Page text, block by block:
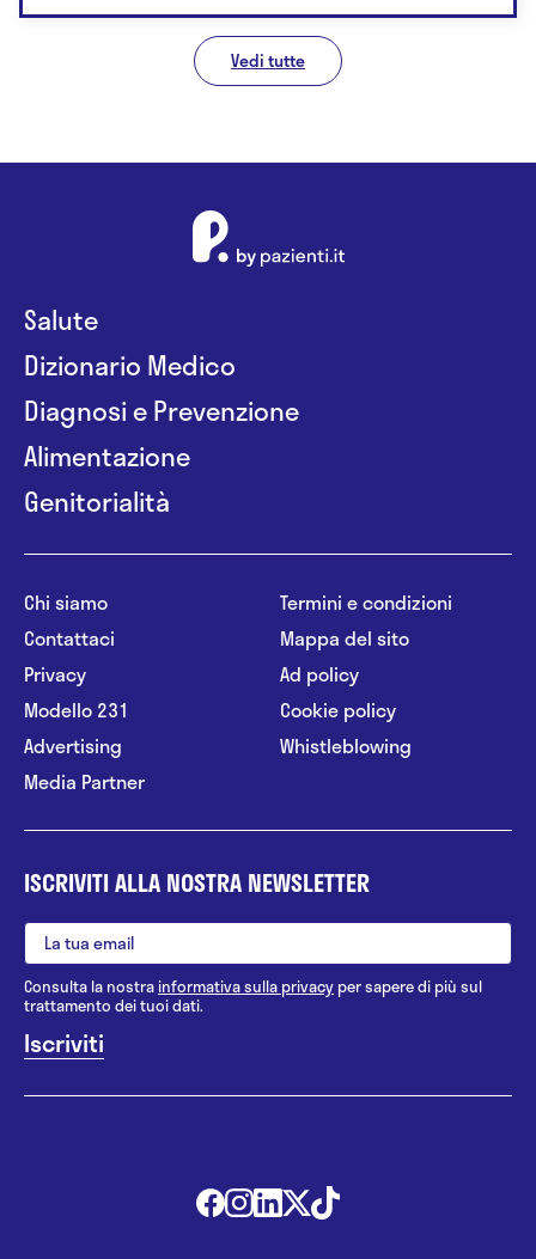
Vedi tutte
Salute
Dizionario Medico
Diagnosi e Prevenzione
Alimentazione
Genitorialità
Chi siamo
Contattaci
Privacy
Modello 231
Advertising
Media Partner
Termini e condizioni
Mappa del sito
Ad policy
Cookie policy
Whistleblowing
ISCRIVITI ALLA NOSTRA NEWSLETTER
Consulta la nostrainformativa sulla privacy per sapere di più sul
trattamento dei tuoi dati.